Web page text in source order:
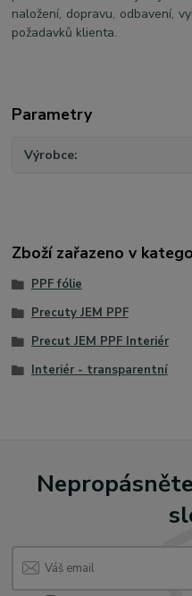
naložení, dopravu, odbavení,
požadavků klienta.
Parametry
Výrobce
Zboží zařazeno v
PPF fólie
Precuty JEM PPF
Precut JEM PPF Interiér
Interiér - transparentní